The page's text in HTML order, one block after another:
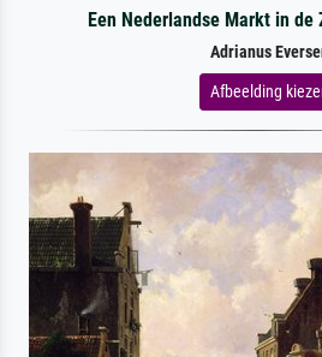
Een Nederlandse Markt in de
Adrianus
Afbeelding